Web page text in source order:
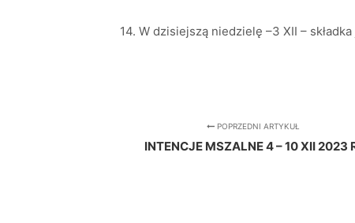
14. W dzisiejszą niedzielę –3 XII –
POPRZEDNI ARTYKUŁ
INTENCJE MSZALNE 4 – 10 XII 2023